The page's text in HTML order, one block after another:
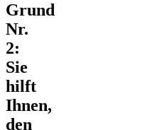
Grund
Nr.
2:
Sie
hilft
Ihnen,
den